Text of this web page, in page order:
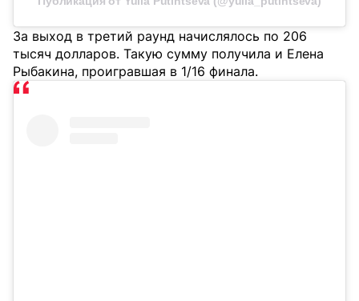
За выход в третий раунд начислялось по 206
тысяч долларов. Такую сумму получила и Елена
Рыбакина, проигравшая в 1/16 финала.